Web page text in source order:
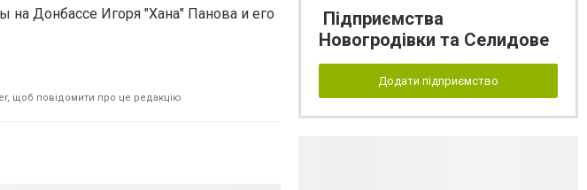
на Донбассе Игоря "Хана" Панова и его
щоб повідомити про це редакцію
Підприємства
Новогродівки та Селидове
Додати підприємство